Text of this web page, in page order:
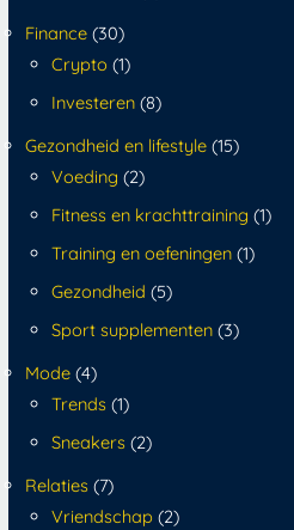
Finance (30)
Crypto (1)
Investeren(8)
Gezondheid en lifestyle (15)
Voeding (2)
Fitness en krachttraining (1)
Training en oefeningen(1)
Gezondheid (5)
Sport supplementen(3)
Mode (4)
Trends(1)
Sneakers(2)
Relaties (7)
Vriendschap (2)